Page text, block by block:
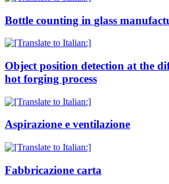
Bottle counting in glass
Object position detection at the
hot forging process
Aspirazione e ventilazione
Fabbricazione carta